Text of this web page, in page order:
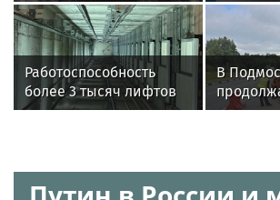
России
стал
эфире
Работоспособность
более 3 тысяч лифтов
Подмосковья
В